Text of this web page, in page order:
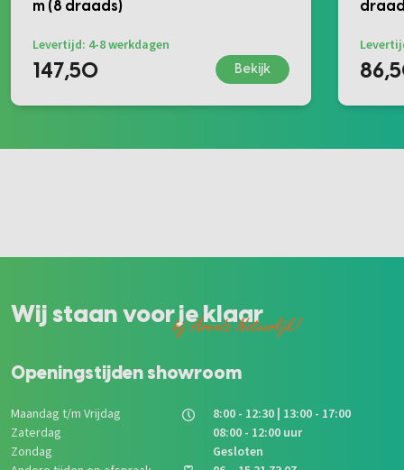
m (8 draads)
Levertijd: 4-8 werkdagen
147,50 Bekijk
Wij staan voor je klaar
bij Arends Natuurlijk!
Openingstijden showroom
Maandag t/m Vrijdag
8:00 - 12:30 | 13:00 - 17:00
Zaterdag
08:00 - 12:00 uur
Zondag
Gesloten